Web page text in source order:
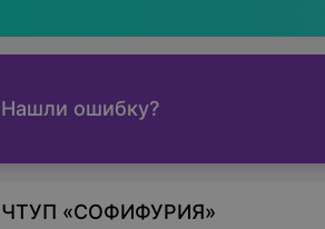
Нашли ошибку?
ЧТУП «СОФИФУРИЯ»